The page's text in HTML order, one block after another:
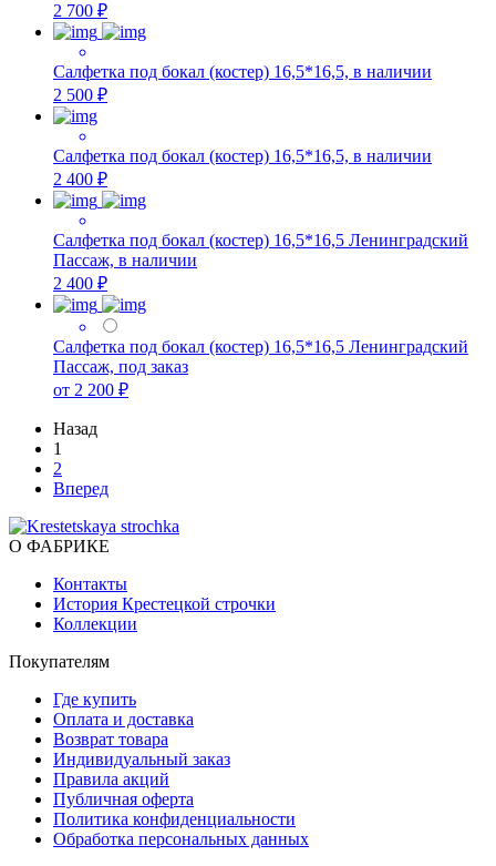
2 700 ₽
Салфетка под бокал (костер) 16,5*16,5, в наличии
2 500 ₽
Салфетка под бокал (костер) 16,5*16,5, в наличии
2 400 ₽
Салфетка под бокал (костер) 16,5*16,5 Ленинградский
Пассаж, в наличии
2 400 ₽
Салфетка под бокал (костер) 16,5*16,5 Ленинградский
Пассаж, под заказ
от 2 200 ₽
Назад
1
2
Вперед
О ФАБРИКЕ
Контакты
История Крестецкой строчки
Коллекции
Покупателям
Где купить
Оплата и доставка
Возврат товара
Индивидуальный заказ
Правила акций
Публичная оферта
Политика конфиденциальности
Обработка персональных данных